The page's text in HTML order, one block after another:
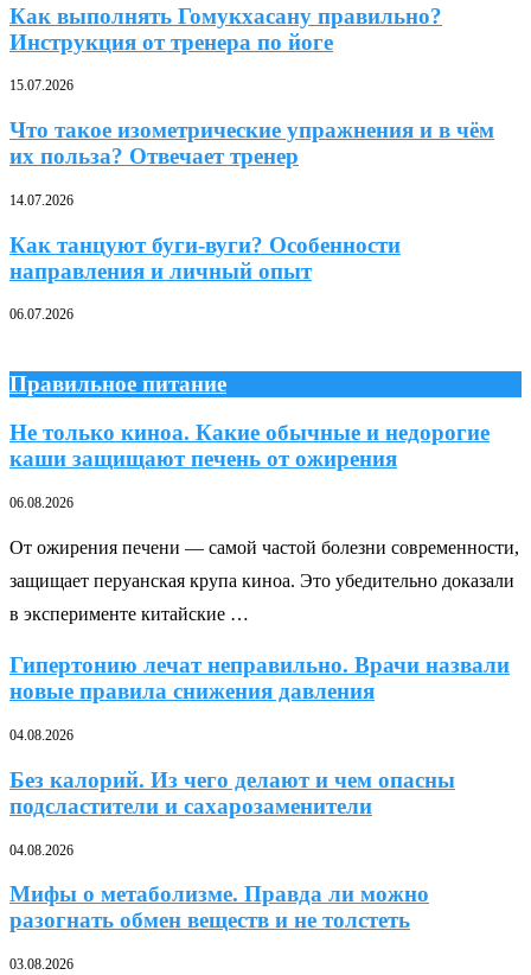
Как выполнять Гомукхасану правильно?
Инструкция от тренера по йоге
15.07.2026
Что такое изометрические упражнения и в чём
их польза? Отвечает тренер
14.07.2026
Как танцуют буги-вуги? Особенности
направления и личный опыт
06.07.2026
Правильное питание
Не только киноа. Какие обычные и недорогие
каши защищают печень от ожирения
06.08.2026
От ожирения печени — самой частой болезни современности,
защищает перуанская крупа киноа. Это убедительно доказали
в эксперименте китайские …
Гипертонию лечат неправильно. Врачи назвали
новые правила снижения давления
04.08.2026
Без калорий. Из чего делают и чем опасны
подсластители и сахарозаменители
04.08.2026
Мифы о метаболизме. Правда ли можно
разогнать обмен веществ и не толстеть
03.08.2026